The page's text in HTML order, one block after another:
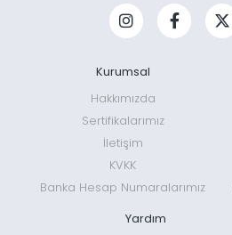
Kurumsal
Hakkımızda
Sertifikalarımız
İletişim
KVKK
Banka Hesap Numaralarımız
Yardım